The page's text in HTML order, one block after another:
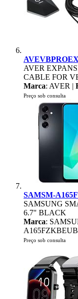
AVER
CABLE FOR
Marca: AVER |
Preço sob consulta
SAMSM-
SAMSUNG
6.7" BLACK
Marca:
A165FZKBEUB
Preço sob consulta